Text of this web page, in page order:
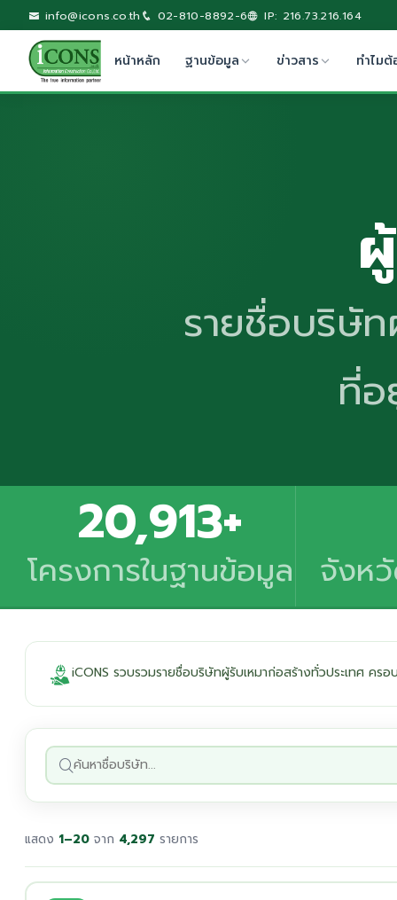
info@icons.co.th 02-810-8892-6 IP: 216.73.216.164
หน้าหลัก ฐานข้อมูล ข่าวสาร ทำไมต้
รายชื่อบริษั
ที่
20,913+
โครงการในฐานข้อมูล จังห
iCONS รวบรวมรายชื่อบริษัทผู้รับเหมาก่อสร้างทั่วประเทศ ค
แสดง 1–20 จาก 4,297 รายการ